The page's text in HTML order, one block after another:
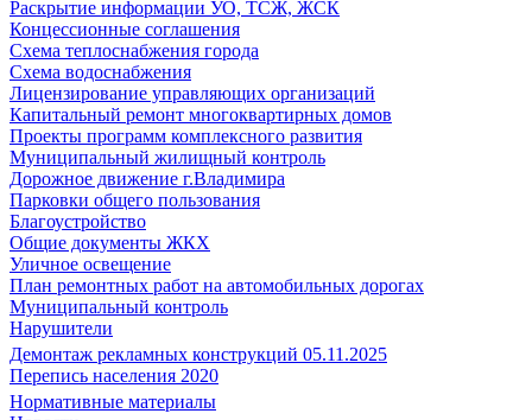
Раскрытие информации УО, ТСЖ, ЖСК
Концессионные соглашения
Схема теплоснабжения города
Схема водоснабжения
Лицензирование управляющих организаций
Капитальный ремонт многоквартирных домов
Проекты программ комплексного развития
Муниципальный жилищный контроль
Дорожное движение г.Владимира
Парковки общего пользования
Благоустройство
Общие документы ЖКХ
Уличное освещение
План ремонтных работ на автомобильных дорогах
Муниципальный контроль
Нарушители
Демонтаж рекламных конструкций 05.11.2025
Перепись населения 2020
Нормативные материалы